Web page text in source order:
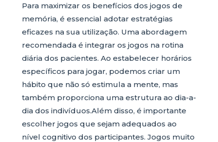
Para maximizar os benefícios dos jogos de
memória, é essencial adotar estratégias
eficazes na sua utilização. Uma abordagem
recomendada é integrar os jogos na rotina
diária dos pacientes. Ao estabelecer horários
específicos para jogar, podemos criar um
hábito que não só estimula a mente, mas
também proporciona uma estrutura ao dia-a-
dia dos indivíduos.Além disso, é importante
escolher jogos que sejam adequados ao
nível cognitivo dos participantes. Jogos muito